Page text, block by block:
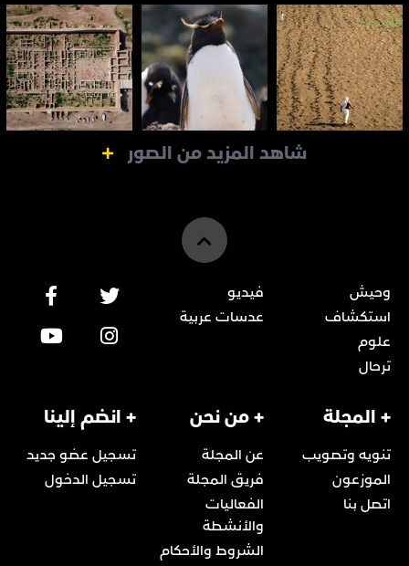
شاهد المزيد من الصور
وحيش
استكشاف
علوم
ترحال
فيديو
عدسات عربية
+ المجلة
تنويه وتصويب
الموزعون
اتصل بنا
+ من نحن
عن المجلة
فريق المجلة
الفعاليات
والأنشطة
الشروط والأحكام
+ انضم إلينا
تسجيل عضو جديد
تسجيل الدخول